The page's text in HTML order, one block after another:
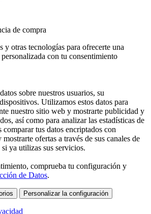
de compra
y otras tecnologías para ofrecerte una
con tu consentimiento
sobre nuestros usuarios, su
Utilizamos estos datos para
nuestro sitio web y mostrarte publicidad y
así como para analizar las estadísticas de
tus datos encriptados con
ofertas a través de sus canales de
ya utilizas sus servicios.
comprueba tu configuración y
de Datos.
Personalizar la configuración